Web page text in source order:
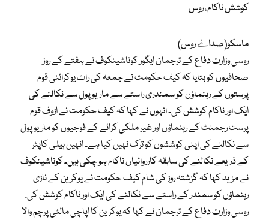
کوشش ناکام، روس
ماسکو(صداۓ روس)
روسی وزارت دفاع کے ترجمان ایگور کوناشینکوف نے ہفتے کے روز
صحافیوں کو بتایا کہ کیف حکومت نے جمعہ کی رات یوکرائنی قوم
پرستوں کے رہنماؤں کو سمندری راستے سے ماریوپول سے نکالنے کی
ایک اور ناکام کوشش کی۔ انہوں نے کہا کہ کیف حکومت نے ازوف قوم
پرست رجمنٹ کے رہنماؤں اور غیر ملکی کرائے کے فوجیوں کو ماریوپول
سے نکالنے کی اپنی کوششوں کو ترک نہیں کیا ہے۔ انہیں ہیلی کاپٹر
کے ذریعے نکالنے کی سابقہ ​​کارروائیاں ناکام ہو چکی ہیں۔ کوناشینکوف
نے مزید کہا کہ گزشتہ روز کی شام کیف حکومت نے یوکرین کے نازی
رہنماؤں کو سمندر کے راستے سے نکالنے کی ایک اور ناکام کوشش کی.
روسی وزارت دفاع کے ترجمان نے کہا کہ یوکرین کا اپاچی مالٹی پرچم والا